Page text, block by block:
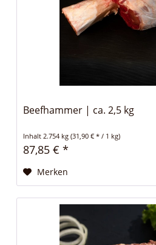
Beefhammer | ca. 2,5 kg
Inhalt2.754 kg(31,90 € * / 1 kg)
87,85 € *
Merken